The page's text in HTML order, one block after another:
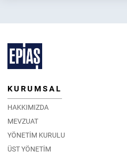
KURUMSAL
HAKKIMIZDA
MEVZUAT
YÖNETİM KURULU
ÜST YÖNETİM